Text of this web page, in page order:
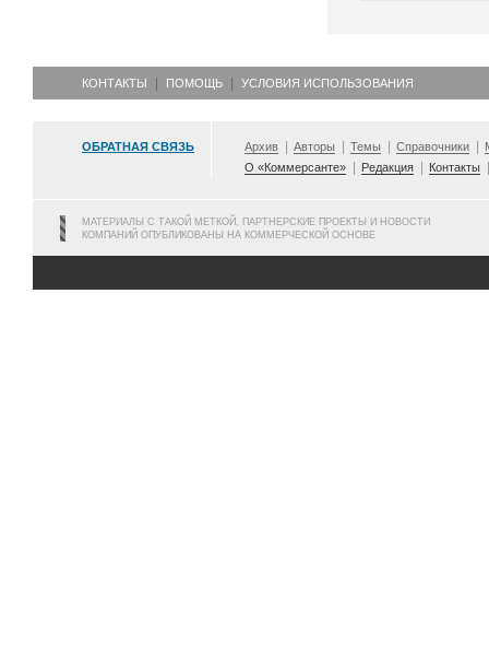
КОНТАКТЫ ПОМОЩЬ УСЛОВИЯ ИСПОЛЬЗОВАНИЯ
ОБРАТНАЯ СВЯЗЬ Архив Авторы Темы Справочники
О «Коммерсанте»
Редакция Контакты
МАТЕРИАЛЫ С ТАКОЙ МЕТКОЙ, ПАРТНЕРСКИЕ ПРОЕКТЫ И НОВОСТИ
КОМПАНИЙ ОПУБЛИКОВАНЫ НА КОММЕРЧЕСКОЙ ОСНОВЕ